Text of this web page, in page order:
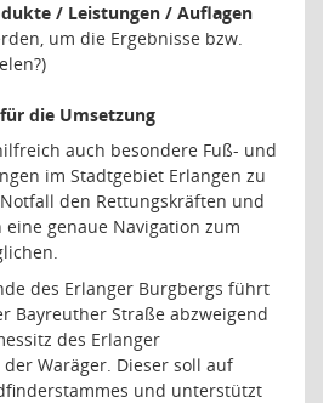
/ Leistungen / Auflagen
um die Ergebnisse bzw.
die Umsetzung
auch besondere Fuß- und
im Stadtgebiet Erlangen zu
den Rettungskräften und
eine genaue Navigation zum
des Erlanger Burgbergs führt
Bayreuther Straße abzweigend
des Erlanger
Waräger. Dieser soll auf
und unterstützt